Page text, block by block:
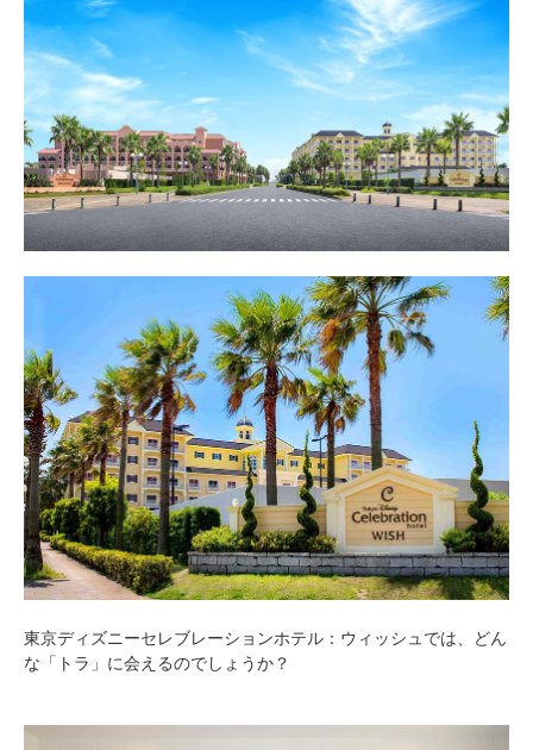
東京ディズニーセレブレーションホテル：ウィッシュでは、どん
な「トラ」に会えるのでしょうか？